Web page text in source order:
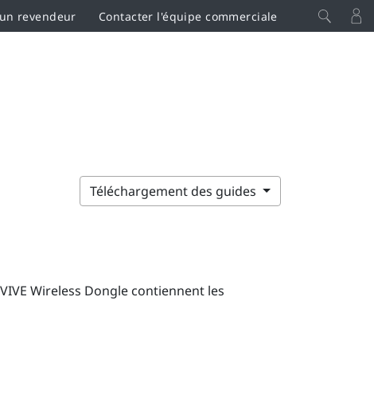
revendeur Contacter l'équipe commerciale
Téléchargement des guides
VIVE Wireless Donglecontiennent les